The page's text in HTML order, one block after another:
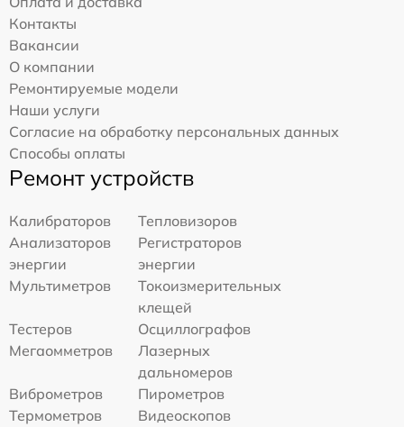
Контакты
Вакансии
О компании
Ремонтируемые модели
Наши услуги
Согласие на обработку персональных данных
Способы оплаты
Ремонт устройств
Калибраторов
Тепловизоров
Анализаторов
энергии
Регистраторов
энергии
Мультиметров
Токоизмерительных
клещей
Тестеров
Осциллографов
Мегаомметров
Лазерных
дальномеров
Виброметров
Пирометров
Термометров
Видеоскопов